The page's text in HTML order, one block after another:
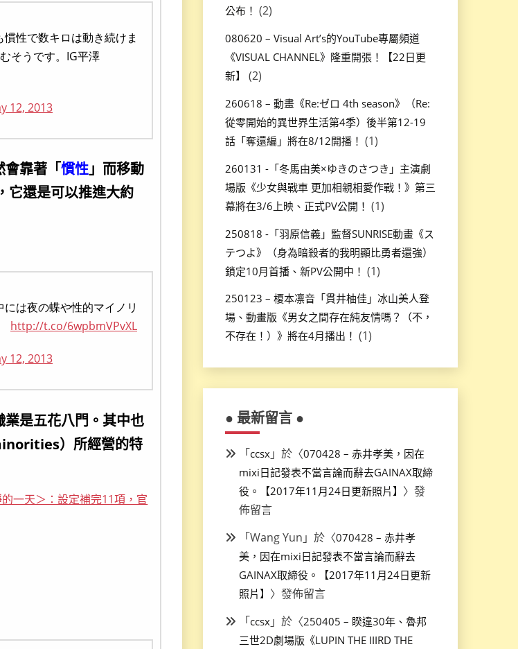
性で数キロは動き続けま
そうです。IG平澤
12, 2013
會靠著「慣性」而移動
它還是可以推進大約
は夜の蝶や性的マイノリ
http://t.co/6wpbmVPvXL
12, 2013
是五花八門。其中也
）所經營的特
公布！ (2)
080620 – Visual Art’s的YouTube專屬頻道
《VISUAL CHANNEL》隆重開張！【22日更
新】
(2)
260618 – 動畫《Re:ゼロ 4th season》（Re:
從零開始的異世界生活第4季）後半第12-19
話「奪還編」將在8/12開播！ (1)
260131 -「冬馬由美×ゆきのさつき」主演劇
場版《少女與戰車 更加相親相愛作戰！》第三
幕將在3/6上映、正式PV公開！ (1)
250818 -「羽原信義」監督SUNRISE動畫《ス
テつよ》（身為暗殺者的我明顯比勇者還強）
鎖定10月首播、新PV公開中！ (1)
250123 – 榎本凛音「貫井柚佳」冰山美人登
場、動畫版《男女之間存在純友情嗎？（不，
不存在！）》將在4月播出！ (1)
● 最新留言 ●
「ccsx」於〈070428 – 赤井孝美，因在
mixi日記發表不當言論而辭去GAINAX取締
役。【2017年11月24日更新照片】 〉發
佈留言
「Wang Yun 」於〈070428 – 赤井孝
美，因在mixi日記發表不當言論而辭去
GAINAX取締役。【2017年11月24日更新
照片】 〉發佈留言
「ccsx」於〈250405 – 睽違30年、魯邦
三世2D劇場版《LUPIN THE IIIRD THE